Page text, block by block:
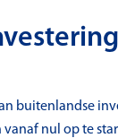
buitenlandse
nul op te